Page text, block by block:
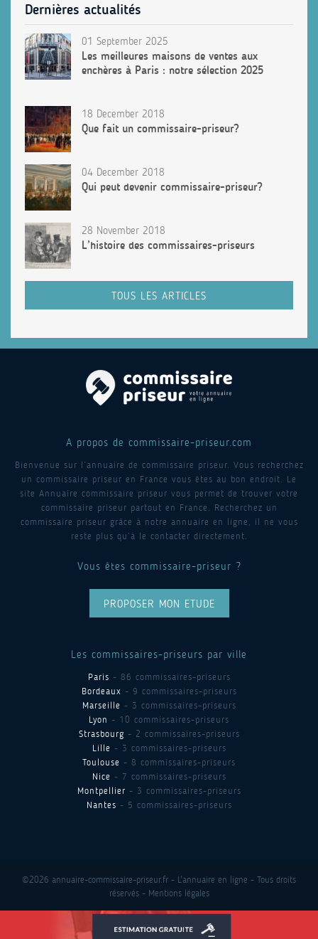
Dernières actualités
01 September 2025
Les meilleures maisons de ventes aux
enchères à Paris : notre sélection 2025
18 December 2018
Que fait un commissaire-priseur?
04 December 2018
Qui peut devenir commissaire-priseur?
28 November 2018
L’histoire des commissaires-priseurs
TOUS LES ARTICLES
A propos de commissaire-priseur.com
Bienvenue sur l’annuaire de commissaire priseur. Vous recherchez
un commissaire priseur en France vous êtes au bon endroit. Le
site Annuaire commissaire priseur vous permet de trouver votre
commissaire priseur partout en France. Recherchez un
commissaire priseur grâce à notre annuaire en ligne, il ne vous
reste plus qu’à le contacter directement.
Vous êtes commissaire-priseur ?
PROPOSER MON ETUDE
Les commissaires-priseurs par ville
Paris - 86 commissaires-priseurs
Bordeaux - 9 commissaires-priseurs
Marseille - 3 commissaires-priseurs
Lyon - 10 commissaires-priseurs
Strasbourg - 2 commissaires-priseurs
Lille - 3 commissaires-priseurs
Toulouse - 8 commissaires-priseurs
Nice - 7 commissaires-priseurs
Montpellier - 3 commissaires-priseurs
Nantes - 5 commissaires-priseurs
©2026 annuaire-commissaire-priseur.fr - L'annuaire en ligne - Tous droits
réservés - Mentions légales